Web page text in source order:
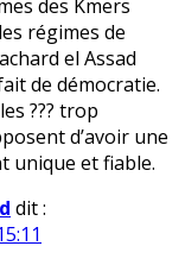
des Kmers
régimes de
el Assad
de démocratie.
??? trop
d’avoir une
unique et fiable.
dit :